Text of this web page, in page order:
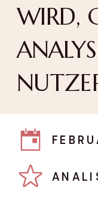
WIRD,